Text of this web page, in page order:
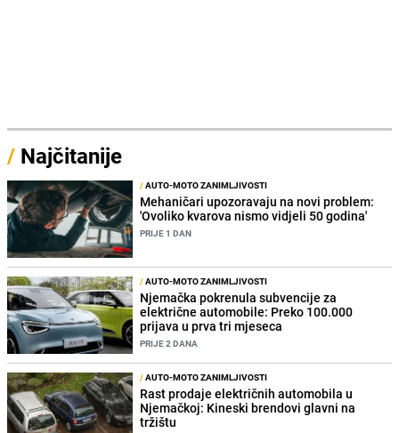
/ Najčitanije
/AUTO-MOTO ZANIMLJIVOSTI
Mehaničari upozoravaju na novi problem:
'Ovoliko kvarova nismo vidjeli 50 godina'
PRIJE 1 DAN
/AUTO-MOTO ZANIMLJIVOSTI
Njemačka pokrenula subvencije za
električne automobile: Preko 100.000
prijava u prva tri mjeseca
PRIJE 2 DANA
/AUTO-MOTO ZANIMLJIVOSTI
Rast prodaje električnih automobila u
Njemačkoj: Kineski brendovi glavni na
tržištu